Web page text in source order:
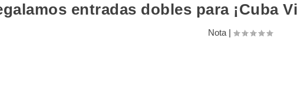
entradas dobles para ¡Cuba
Nota|